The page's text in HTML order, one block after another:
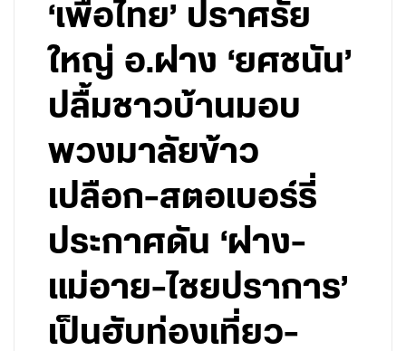
‘เพื่อไทย’ ปราศรัย
ใหญ่ อ.ฝาง ‘ยศชนัน’
ปลื้มชาวบ้านมอบ
พวงมาลัยข้าว
เปลือก-สตอเบอร์รี่
ประกาศดัน ‘ฝาง-
แม่อาย-ไชยปราการ’
เป็นฮับท่องเที่ยว-